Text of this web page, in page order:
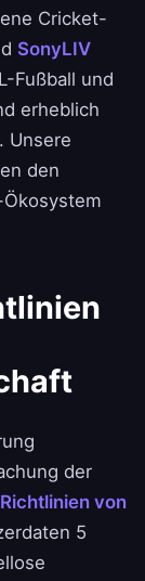
Cricket-
SonyLIV
Fußball und
erheblich
Unsere
den
der
von
5